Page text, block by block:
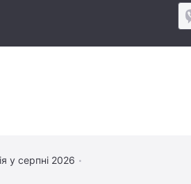
у серпні 2026